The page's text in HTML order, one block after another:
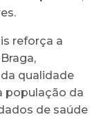
reforça a
qualidade
população da
de saúde